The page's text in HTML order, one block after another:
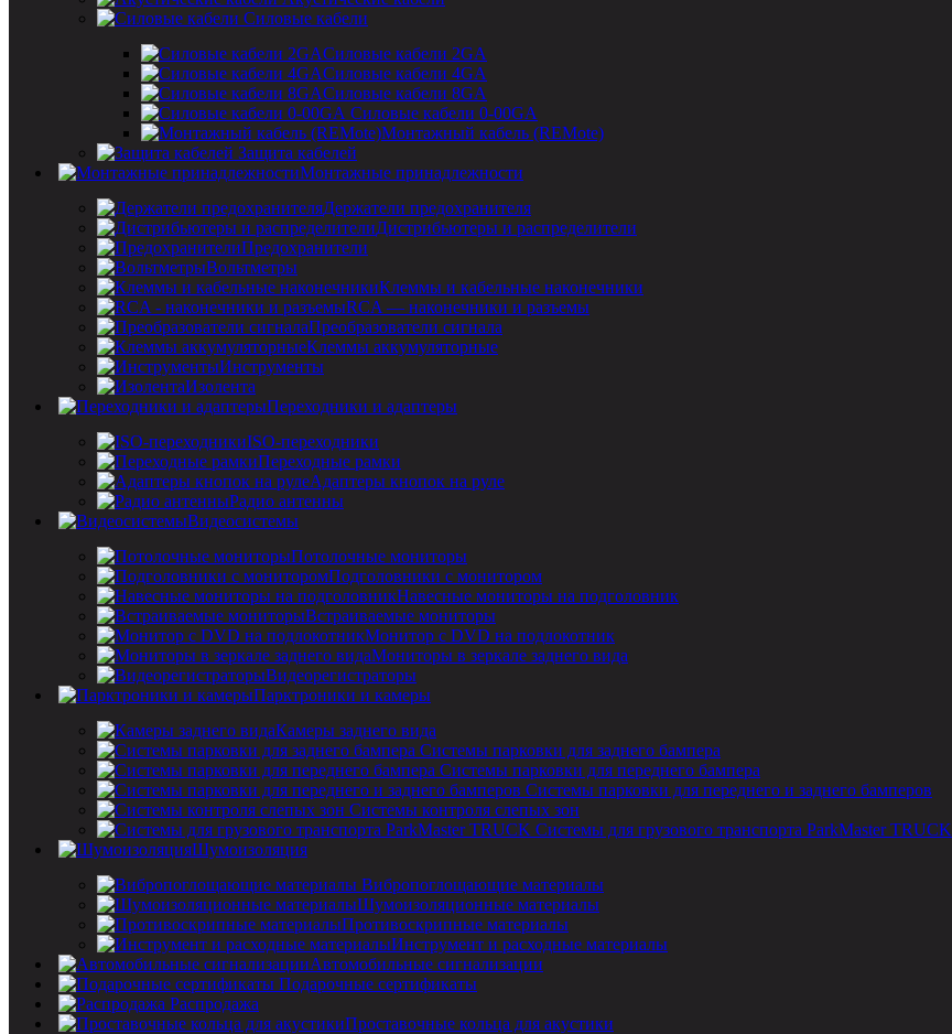
Силовые кабели
Силовые кабели 2GA
Силовые кабели 4GA
Силовые кабели 8GA
Силовые кабели 0-00GA
Монтажный кабель (REMote)
Защита кабелей
Монтажные принадлежности
Держатели предохранителя
Дистрибьютеры и распределители
Предохранители
Вольтметры
Клеммы и кабельные наконечники
RCA — наконечники и разъемы
Преобразователи сигнала
Клеммы аккумуляторные
Инструменты
Изолента
Переходники и адаптеры
ISO-переходники
Переходные рамки
Адаптеры кнопок на руле
Радио антенны
Видеосистемы
Потолочные мониторы
Подголовники с монитором
Навесные мониторы на подголовник
Встраиваемые мониторы
Монитор с DVD на подлокотник
Мониторы в зеркале заднего вида
Видеорегистраторы
Парктроники и камеры
Камеры заднего вида
Системы парковки для заднего бампера
Системы парковки для переднего бампера
Системы парковки для переднего и заднего бамперов
Системы контроля слепых зон
Системы для грузового транспорта ParkMaster TRUCK
Шумоизоляция
Вибропоглощающие материалы
Шумоизоляционные материалы
Противоскрипные материалы
Инструмент и расходные материалы
Автомобильные сигнализации
Подарочные сертификаты
Распродажа
Проставочные кольца для акустики